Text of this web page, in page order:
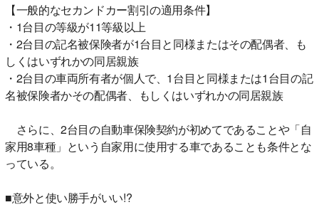
【一般的なセカンドカー割引の適用条件】
・1台目の等級が11等級以上
・2台目の記名被保険者が1台目と同様またはその配偶者、も
しくはいずれかの同居親族
・2台目の車両所有者が個人で、1台目と同様または1台目の記
名被保険者かその配偶者、もしくはいずれかの同居親族
さらに、2台目の自動車保険契約が初めてであることや「自
家用8車種」という自家用に使用する車であることも条件とな
っている。
■意外と使い勝手がいい!?